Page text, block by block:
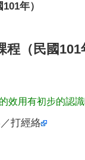
年）
（民國101
效用有初步的認識
打經絡